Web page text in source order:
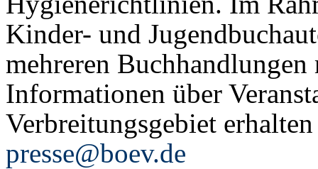
Kinder- und
mehreren
Informationen über
Verbreitungsgebiet
presse@boev.de